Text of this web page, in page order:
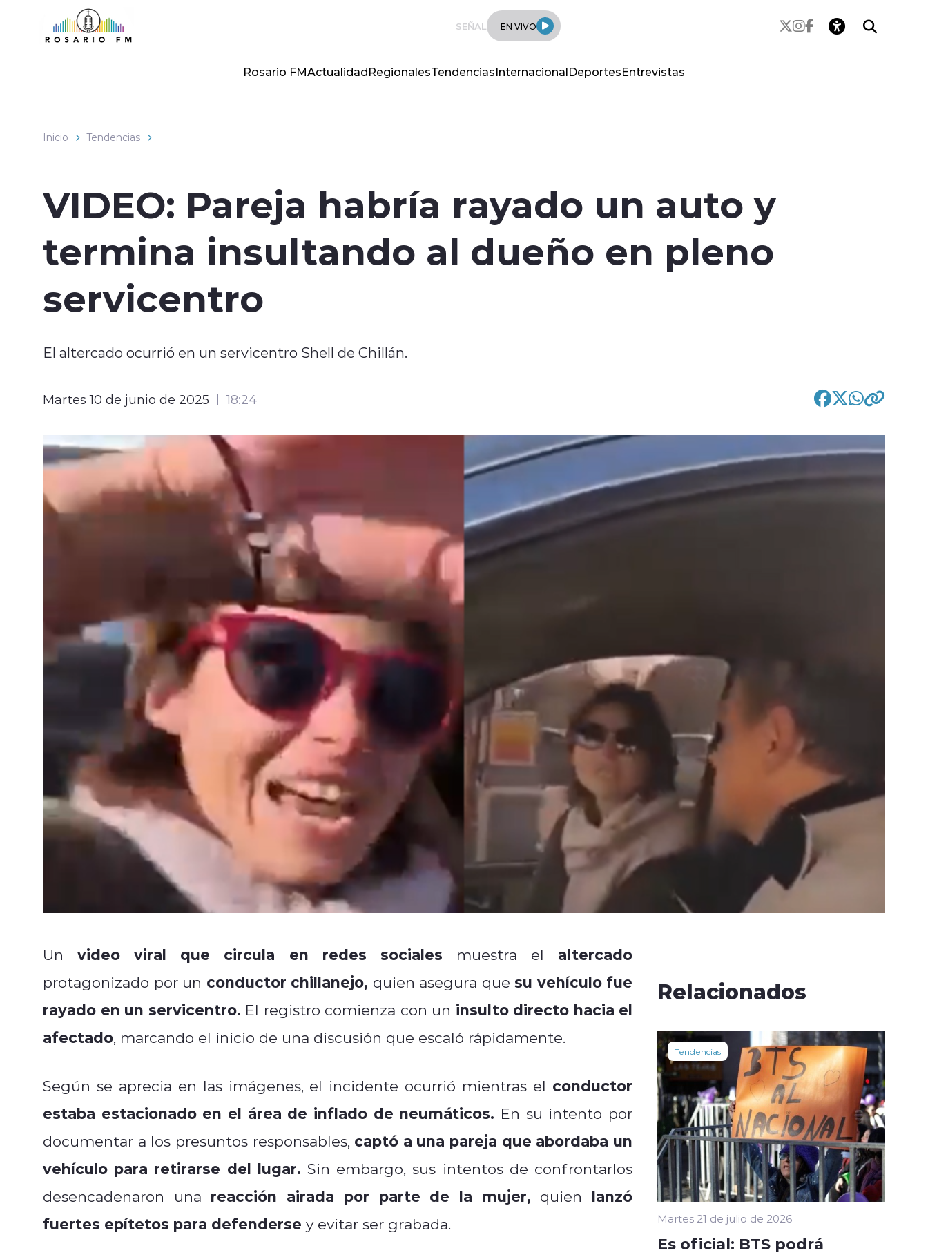
Click acá para ir directamente al contenido
SEÑAL EN VIVO
Rosario FMActualidadRegionalesTendenciasInternacionalDeportesEntrevistas
Inicio Tendencias
VIDEO: Pareja habría rayado un auto y
termina insultando al dueño en pleno
servicentro
El altercado ocurrió en un servicentro Shell de Chillán.
Martes 10 de junio de 2025 18:24
Unvideo viral que circula en redes sociales muestra el altercado
protagonizado por un conductor chillanejo, quien asegura que su vehículo fue
rayado en un servicentro. El registro comienza con un insulto directo hacia el
afectado, marcando el inicio de una discusión que escaló rápidamente.
Según se aprecia en las imágenes, el incidente ocurrió mientras el conductor
estaba estacionado en el área de inflado de neumáticos. En su intento por
documentar a los presuntos responsables, captó a una pareja que abordaba un
vehículo para retirarse del lugar. Sin embargo, sus intentos de confrontarlos
desencadenaron una reacción airada por parte de la mujer, quien lanzó
fuertes epítetos para defenderse y evitar ser grabada.
Relacionados
Tendencias
Martes 21 de julio de 2026
Es oficial: BTS podrá